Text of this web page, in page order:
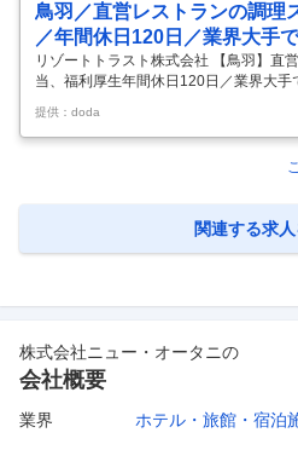
鳥羽／直営レストランの調理
／年間休日120日／業界大手
リゾートトラスト株式会社 【鳥羽】直
当、福利厚生年間休日120日／業界大
羽】直営レストランの調理スタッフ◆
業界大手で安定性◎ 【具体的な仕事内
や福利厚生人財育成制度でスキルアッ
を運営するリゾート業界大手で安定
いただき、さらに上級職などへのキャ
いただく分野は「鉄板焼」「日本料理
提供：doda
関連する求
株式会社ニュー・オータニの
会社概要
業界 ホテル・旅館・宿泊